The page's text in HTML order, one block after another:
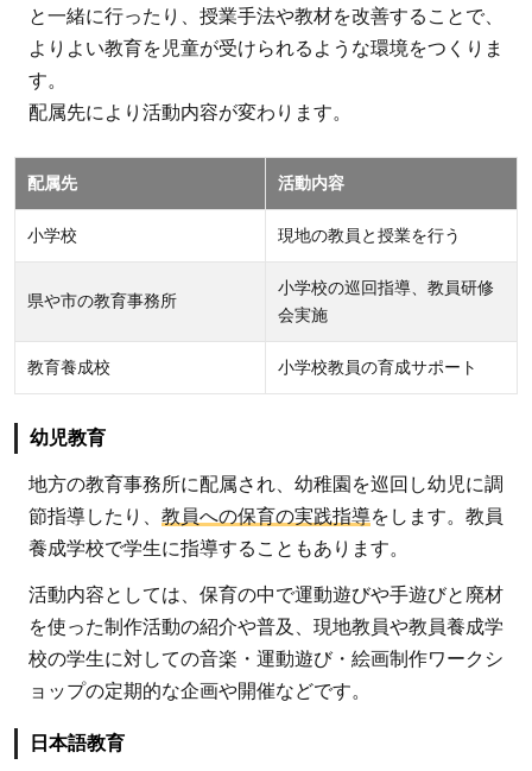
1.1.10
1.1.12
料理
1.2
必要
格
1.3
や費
用
は？
2
リカ
と一緒に行ったり、授業手法や教材を改善することで、
よりよい教育を児童が受けられるような環境をつくりま
す。
配属先により活動内容が変わります。
配属先 活動内容
小学校 現地の教員と授業を行う
県や市の教育事務所
小学校の巡回指導、教員研修
会実施
教育養成校 小学校教員の育成サポート
幼児教育
地方の教育事務所に配属され、幼稚園を巡回し幼児に調
節指導したり、 教員への保育の実践指導をします。教員
養成学校で学生に指導することもあります。
活動内容としては、保育の中で運動遊びや手遊びと廃材
を使った制作活動の紹介や普及、現地教員や教員養成学
校の学生に対しての音楽・運動遊び・絵画制作ワークシ
ョップの定期的な企画や開催などです。
日本語教育